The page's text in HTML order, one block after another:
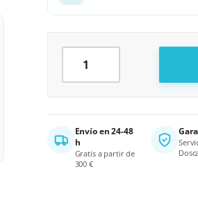
Impresora Cocina con
Alternative:
Envío en 24-48
h
Gratis a partir de
300 €